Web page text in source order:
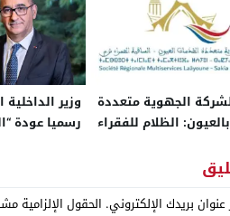
الجهوية متعددة
الظلام للفقراء
الأعمال
وزير
رسميا عودة
بريدك الإلكتروني. الحقول الإلزامية